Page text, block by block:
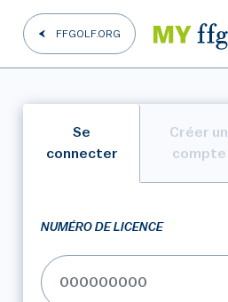
FFGOLF.ORG
Se
connecter
Créer un
compte
NUMÉRO DE LICENCE